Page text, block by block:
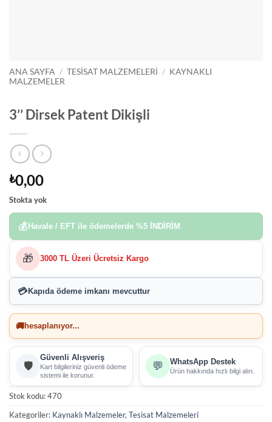
ANA SAYFA / TESISAT MALZEMELERI / KAYNAKLI
MALZEMELER
3’’ Dirsek Patent Dikişli
₺0,00
Stokta yok
💰 Havale / EFT ile ödemelerde %5 İNDİRİM
🎁 3000 TL Üzeri Ücretsiz Kargo
💳 Kapıda ödeme imkanı mevcuttur
🚚hesaplanıyor...
🛡️
Güvenli Alışveriş
Kart bilgileriniz güvenli ödeme
sistemi ile korunur.
💬 WhatsApp Destek
Ürün hakkında hızlı bilgi alın.
Stok kodu:470
Kategoriler: Kaynaklı Malzemeler,Tesisat Malzemeleri